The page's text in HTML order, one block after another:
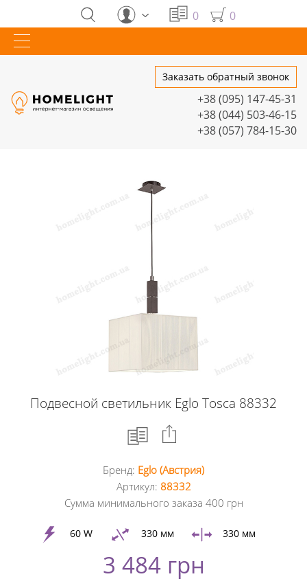
0 0
Заказать обратный звонок
+38 (095) 147-45-31
+38 (044) 503-46-15
+38 (057) 784-15-30
Подвесной светильник Eglo Tosca 88332
Facebook
+
Twitter
Бренд: Eglo (Австрия)
Артикул: 88332
Сумма минимального заказа 400 грн
60 W 330 мм 330 мм
3 484 грн